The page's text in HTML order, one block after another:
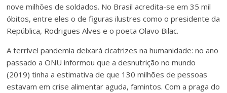
nove milhões de soldados. No Brasil acredita-se em 35 mil
óbitos, entre eles o de figuras ilustres como o presidente da
República, Rodrigues Alves e o poeta Olavo Bilac.
A terrível pandemia deixará cicatrizes na humanidade: no ano
passado a ONU informou que a desnutrição no mundo
(2019) tinha a estimativa de que 130 milhões de pessoas
estavam em crise alimentar aguda, famintos. Com a praga do